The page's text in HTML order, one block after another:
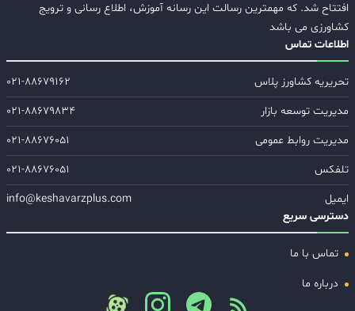
افتتاح شد. که مهمترین رسالت این رسانه آموزش، اطلاع رسانی و ترویج
کشاورزی می باشد
اطلاعات تماس
تحریریه کشاورز پلاس
۰۲۱-۸۸۶۷۹۱۶۲
مدیریت توسعه بازار
۰۲۱-۸۸۶۷۹۸۳۴
مدیریت روابط عمومی
۰۲۱-۸۸۶۷۶۰۵۱
تلفکس
۰۲۱-۸۸۶۷۶۰۵۱
ایمیل
info@keshavarzplus.com
دسترسی سریع
تماس با ما
درباره ما